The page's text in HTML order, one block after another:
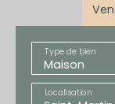
Maison
Type de bien
Localisation